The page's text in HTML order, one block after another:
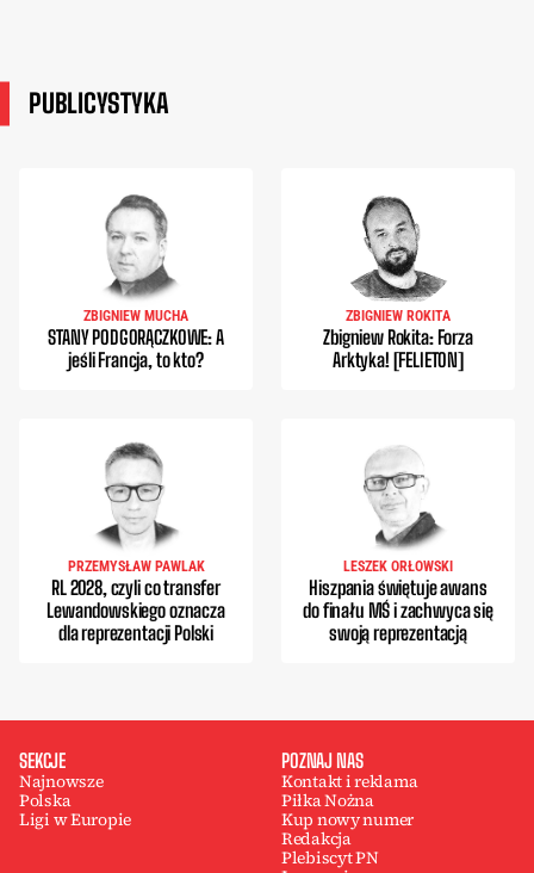
PUBLICYSTYKA
ZBIGNIEW MUCHA
STANY PODGORĄCZKOWE: A
jeśli Francja, to kto?
ZBIGNIEW ROKITA
Zbigniew Rokita: Forza
Arktyka! [FELIETON]
PRZEMYSŁAW PAWLAK
RL 2028, czyli co transfer
Lewandowskiego oznacza
dla reprezentacji Polski
LESZEK ORŁOWSKI
Hiszpania świętuje awans
do finału MŚ i zachwyca się
swoją reprezentacją
SEKCJE
Najnowsze
Polska
Ligi w Europie
POZNAJ NAS
Kontakt i reklama
Piłka Nożna
Kup nowy numer
Redakcja
Plebiscyt PN